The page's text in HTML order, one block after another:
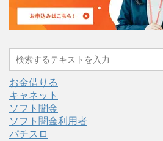
お金借りる
キャネット
ソフト闇金
ソフト闇金利用者
パチスロ